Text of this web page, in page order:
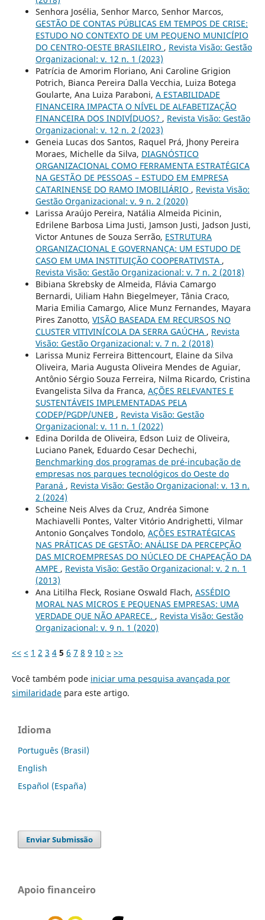
Senhora Josélia, Senhor Marco, Senhor Marcos,
GESTÃO DE CONTAS PÚBLICAS EM TEMPOS DE CRISE:
ESTUDO NO CONTEXTO DE UM PEQUENO MUNICÍPIO
DO CENTRO-OESTE BRASILEIRO , Revista Visão: Gestão
Organizacional: v. 12 n. 1 (2023)
Patrícia de Amorim Floriano, Ani Caroline Grigion
Potrich, Bianca Pereira Dalla Vecchia, Luiza Botega
Goularte, Ana Luiza Paraboni, A ESTABILIDADE
FINANCEIRA IMPACTA O NÍVEL DE ALFABETIZAÇÃO
FINANCEIRA DOS INDIVÍDUOS? , Revista Visão: Gestão
Organizacional: v. 12 n. 2 (2023)
Geneia Lucas dos Santos, Raquel Prá, Jhony Pereira
Moraes, Michelle da Silva, DIAGNÓSTICO
ORGANIZACIONAL COMO FERRAMENTA ESTRATÉGICA
NA GESTÃO DE PESSOAS – ESTUDO EM EMPRESA
CATARINENSE DO RAMO IMOBILIÁRIO , Revista Visão:
Gestão Organizacional: v. 9 n. 2 (2020)
Larissa Araújo Pereira, Natália Almeida Picinin,
Edrilene Barbosa Lima Justi, Jamson Justi, Jadson Justi,
Victor Antunes de Souza Serrão, ESTRUTURA
ORGANIZACIONAL E GOVERNANÇA: UM ESTUDO DE
CASO EM UMA INSTITUIÇÃO COOPERATIVISTA ,
Revista Visão: Gestão Organizacional: v. 7 n. 2 (2018)
Bibiana Skrebsky de Almeida, Flávia Camargo
Bernardi, Uiliam Hahn Biegelmeyer, Tânia Craco,
Maria Emilia Camargo, Alice Munz Fernandes, Mayara
Pires Zanotto, VISÃO BASEADA EM RECURSOS NO
CLUSTER VITIVINÍCOLA DA SERRA GAÚCHA , Revista
Visão: Gestão Organizacional: v. 7 n. 2 (2018)
Larissa Muniz Ferreira Bittencourt, Elaine da Silva
Oliveira, Maria Augusta Oliveira Mendes de Aguiar,
Antônio Sérgio Souza Ferreira, Nilma Ricardo, Cristina
Evangelista Silva da Franca, AÇÕES RELEVANTES E
SUSTENTÁVEIS IMPLEMENTADAS PELA
CODEP/PGDP/UNEB , Revista Visão: Gestão
Organizacional: v. 11 n. 1 (2022)
Edina Dorilda de Oliveira, Edson Luiz de Oliveira,
Luciano Panek, Eduardo Cesar Dechechi,
Benchmarking dos programas de pré-incubação de
empresas nos parques tecnológicos do Oeste do
Paraná , Revista Visão: Gestão Organizacional: v. 13 n.
2 (2024)
Scheine Neis Alves da Cruz, Andréa Simone
Machiavelli Pontes, Valter Vitório Andrighetti, Vilmar
Antonio Gonçalves Tondolo, AÇÕES ESTRATÉGICAS
NAS PRÁTICAS DE GESTÃO: ANÁLISE DA PERCEPÇÃO
DAS MICROEMPRESAS DO NÚCLEO DE CHAPEAÇÃO DA
AMPE , Revista Visão: Gestão Organizacional: v. 2 n. 1
(2013)
Ana Litilha Fleck, Rosiane Oswald Flach, ASSÉDIO
MORAL NAS MICROS E PEQUENAS EMPRESAS: UMA
VERDADE QUE NÃO APARECE. , Revista Visão: Gestão
Organizacional: v. 9 n. 1 (2020)
<< < 1 2 3 4 5 6 7 8 9 10 > >>
Você também pode iniciar uma pesquisa avançada por
similaridadepara este artigo.
Idioma
Português (Brasil)
English
Español (España)
Enviar Submissão
Apoio financeiro